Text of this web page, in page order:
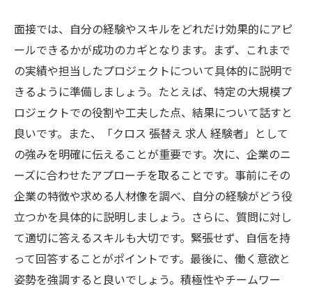
面接では、自分の経験やスキルをどれだけ効果的にアピ
ールできるかが成功のカギとなります。まず、これまで
の実績や担当したプロジェクトについて具体的に説明で
きるように準備しましょう。たとえば、特定の大規模プ
ロジェクトでの役割や工夫した点、結果について話すと
良いです。また、「クロス 張替え 求人 経験者」として
の強みを明確に伝えることが重要です。次に、企業のニ
ーズに合わせたアプローチを取ることです。事前にその
企業の特徴や求める人材像を調べ、自分の経験がどう役
立つかを具体的に説明しましょう。さらに、質問に対し
て適切に答えるスキルも大切です。緊張せず、自信を持
って回答することがポイントです。最後に、働く意欲と
姿勢を強調すると良いでしょう。積極性やチームワー